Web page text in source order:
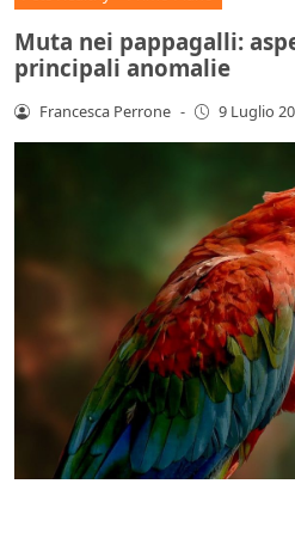
Muta nei pappagalli:
principali anomalie
Francesca Perrone - 9 Luglio